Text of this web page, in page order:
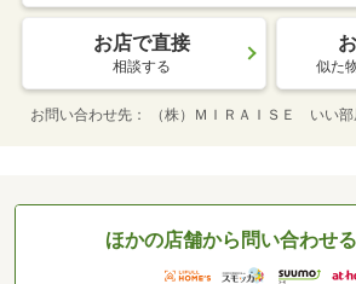
お店で直接
相談する 似た
お問い合わせ先 （株）ＭＩＲＡＩＳＥ いい
ほかの店舗から問い合わせる